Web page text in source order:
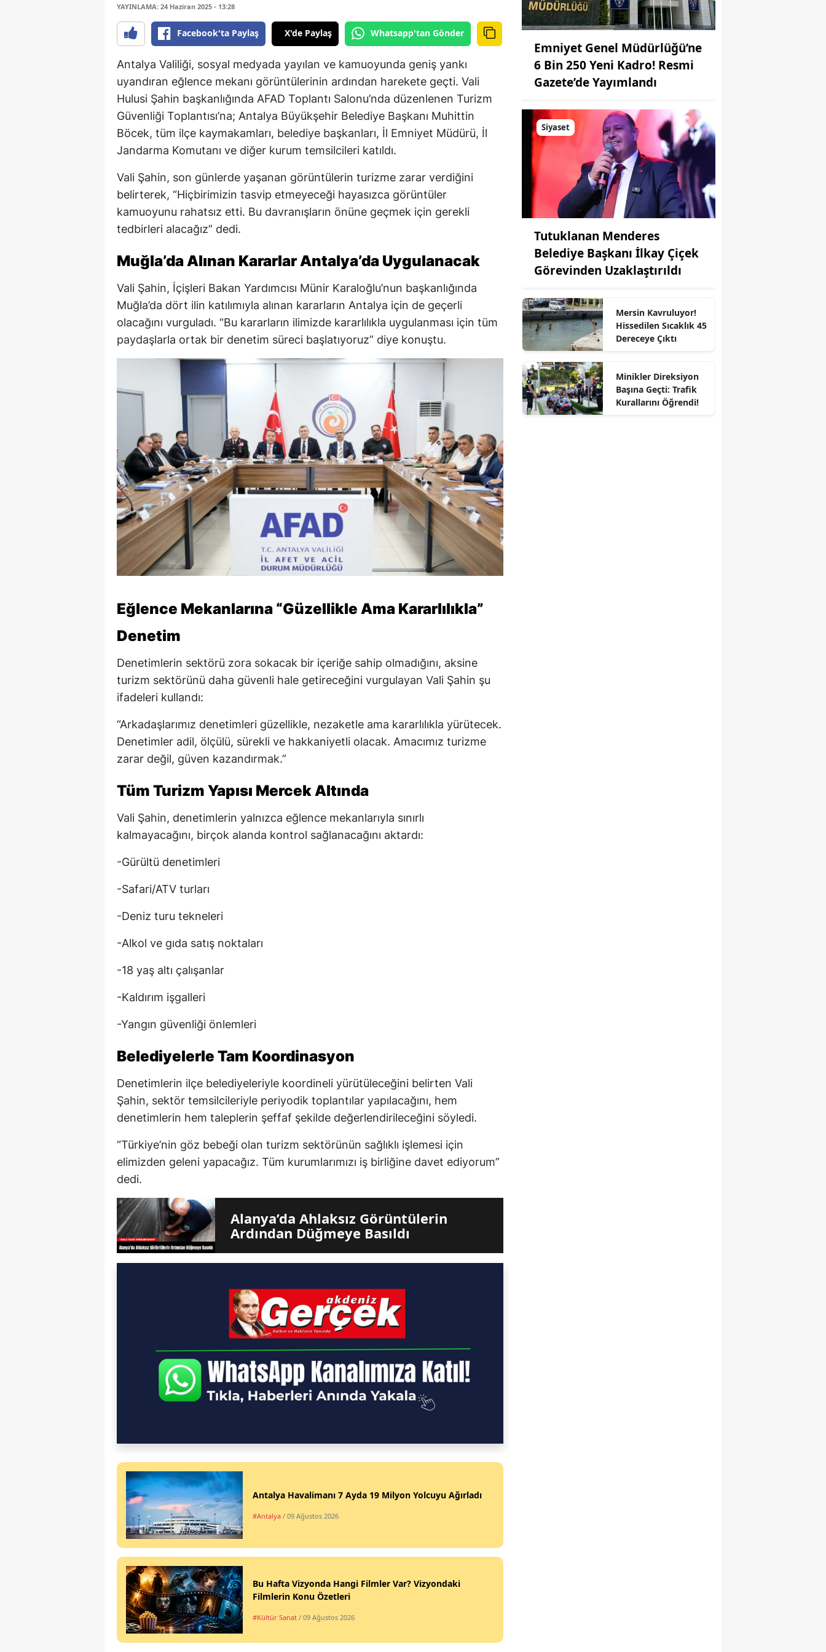
YAYINLAMA: 24 Haziran 2025 - 13:28
Facebook'ta Paylaş X'de Paylaş Whatsapp'tan Gönder
Antalya Valiliği, sosyal medyada yayılan ve kamuoyunda geniş yankı
uyandıran eğlence mekanı görüntülerinin ardından harekete geçti. Vali
Hulusi Şahin başkanlığında AFAD Toplantı Salonu’nda düzenlenen Turizm
Güvenliği Toplantısı’na; Antalya Büyükşehir Belediye Başkanı Muhittin
Böcek, tüm ilçe kaymakamları, belediye başkanları, İl Emniyet Müdürü, İl
Jandarma Komutanı ve diğer kurum temsilcileri katıldı.
Vali Şahin, son günlerde yaşanan görüntülerin turizme zarar verdiğini
belirterek, “Hiçbirimizin tasvip etmeyeceği hayasızca görüntüler
kamuoyunu rahatsız etti. Bu davranışların önüne geçmek için gerekli
tedbirleri alacağız” dedi.
Muğla’da Alınan Kararlar Antalya’da Uygulanacak
Vali Şahin, İçişleri Bakan Yardımcısı Münir Karaloğlu’nun başkanlığında
Muğla’da dört ilin katılımıyla alınan kararların Antalya için de geçerli
olacağını vurguladı. “Bu kararların ilimizde kararlılıkla uygulanması için tüm
paydaşlarla ortak bir denetim süreci başlatıyoruz” diye konuştu.
Eğlence Mekanlarına “Güzellikle Ama Kararlılıkla”
Denetim
Denetimlerin sektörü zora sokacak bir içeriğe sahip olmadığını, aksine
turizm sektörünü daha güvenli hale getireceğini vurgulayan Vali Şahin şu
ifadeleri kullandı:
“Arkadaşlarımız denetimleri güzellikle, nezaketle ama kararlılıkla yürütecek.
Denetimler adil, ölçülü, sürekli ve hakkaniyetli olacak. Amacımız turizme
zarar değil, güven kazandırmak.”
Tüm Turizm Yapısı Mercek Altında
Vali Şahin, denetimlerin yalnızca eğlence mekanlarıyla sınırlı
kalmayacağını, birçok alanda kontrol sağlanacağını aktardı:
-Gürültü denetimleri
-Safari/ATV turları
-Deniz turu tekneleri
-Alkol ve gıda satış noktaları
-18 yaş altı çalışanlar
-Kaldırım işgalleri
-Yangın güvenliği önlemleri
Belediyelerle Tam Koordinasyon
Denetimlerin ilçe belediyeleriyle koordineli yürütüleceğini belirten Vali
Şahin, sektör temsilcileriyle periyodik toplantılar yapılacağını, hem
denetimlerin hem taleplerin şeffaf şekilde değerlendirileceğini söyledi.
“Türkiye’nin göz bebeği olan turizm sektörünün sağlıklı işlemesi için
elimizden geleni yapacağız. Tüm kurumlarımızı iş birliğine davet ediyorum”
dedi.
Alanya’da Ahlaksız Görüntülerin
Ardından Düğmeye Basıldı
Antalya Havalimanı 7 Ayda 19 Milyon Yolcuyu Ağırladı
#Antalya / 09 Ağustos 2026
Bu Hafta Vizyonda Hangi Filmler Var? Vizyondaki
Filmlerin Konu Özetleri
#Kültür Sanat / 09 Ağustos 2026
Emniyet Genel Müdürlüğü’ne
6 Bin 250 Yeni Kadro! Resmi
Gazete’de Yayımlandı
Siyaset
Tutuklanan Menderes
Belediye Başkanı İlkay Çiçek
Görevinden Uzaklaştırıldı
Mersin Kavruluyor!
Hissedilen Sıcaklık 45
Dereceye Çıktı
Minikler Direksiyon
Başına Geçti: Trafik
Kurallarını Öğrendi!